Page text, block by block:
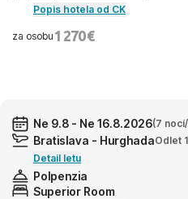
Popis hotela od CK
za osobu 1 270 €
Ne 9.8 - Ne 16.8.2026(7
Bratislava - HurghadaOdlet
Detail letu
Polpenzia
Superior Room